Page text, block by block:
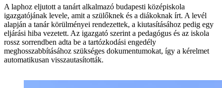
A laphoz eljutott a tanárt alkalmazó budapesti középiskola
igazgatójának levele, amit a szülőknek és a diákoknak írt. A levél
alapján a tanár körülményei rendezettek, a kiutasításához pedig egy
eljárási hiba vezetett. Az igazgató szerint a pedagógus és az iskola
rossz sorrendben adta be a tartózkodási engedély
meghosszabbításához szükséges dokumentumokat, így a kérelmet
automatikusan visszautasították.